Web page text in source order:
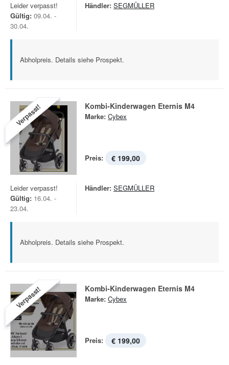
Leider verpasst!
Gültig: 09.04. -
30.04.
Händler: SEGMÜLLER
Abholpreis. Details siehe Prospekt.
Verpasst! Kombi-Kinderwagen Eternis M4
Marke: Cybex
Preis: € 199,00
Leider verpasst!
Gültig: 16.04. -
23.04.
Händler: SEGMÜLLER
Abholpreis. Details siehe Prospekt.
Verpasst! Kombi-Kinderwagen Eternis M4
Marke: Cybex
Preis: € 199,00